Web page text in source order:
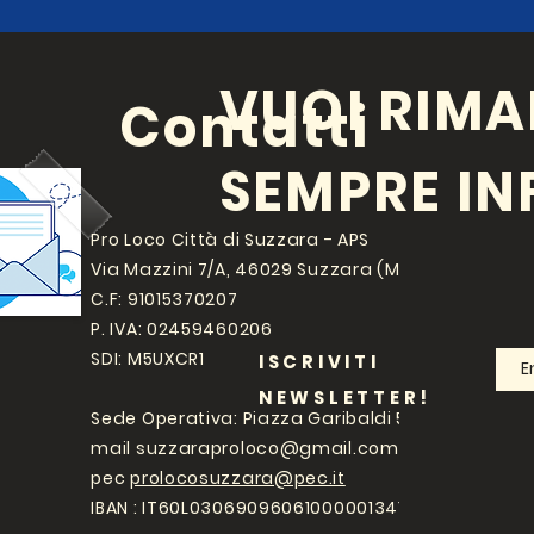
Contatti
Pro Loco Città di Suzzara - APS
Via Mazzini 7/A, 46029 Suzzara (MN)
C.F: 91015370207
P. IVA: 02459460206
SDI: M5UXCR1
Sede Operativa: Piazza Garibaldi 5
mail suzzaraproloco@gmail.com
pecprolocosuzzara@pec.it
IBAN : IT60L0306909606100000134107
VUOI
SEMPRE
ISCRIVITI
NEWSLETTER!